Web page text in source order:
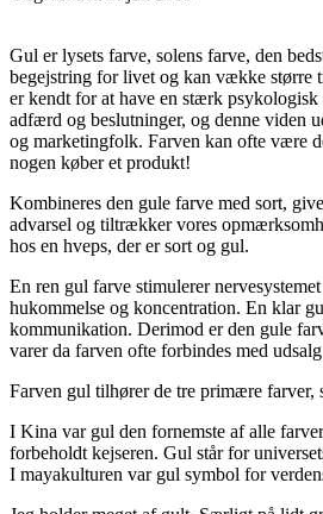
Gul er lysets farve, solens farve, den
begejstring for livet og kan vække større
er kendt for at have en stærk
adfærd og beslutninger, og denne viden
og marketingfolk. Farven kan ofte være
nogen køber et produkt!
Kombineres den gule farve med sort,
advarsel og tiltrækker vores
hos en hveps, der er sort og gul.
En ren gul farve stimulerer
hukommelse og koncentration. En klar
kommunikation. Derimod er den gule
varer da farven ofte forbindes med
Farven gul tilhører de tre primære farver,
I Kina var gul den fornemste af alle
forbeholdt kejseren. Gul står for
I mayakulturen var gul symbol for